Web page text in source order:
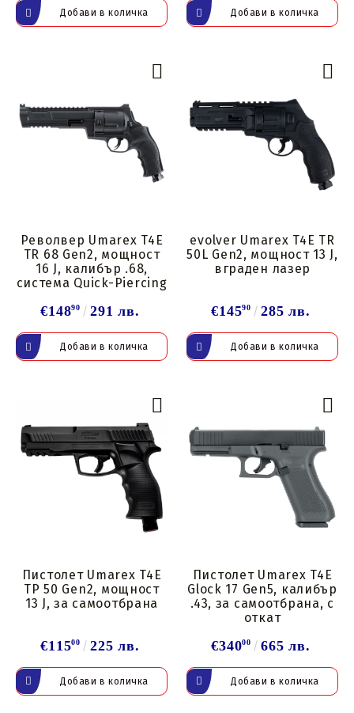
Револвер Umarex T4E
TR 68 Gen2, мощност
16 J, калибър .68,
система Quick-Piercing
€14890 291 лв.
evolver Umarex T4E TR
50L Gen2, мощност 13 J,
вграден лазер
€14590 285 лв.
Пистолет Umarex T4E
TP 50 Gen2, мощност
13 J, за самоотбрана
€11500 225 лв.
Пистолет Umarex T4E
Glock 17 Gen5, калибър
.43, за самоотбрана, с
откат
€34000 665 лв.